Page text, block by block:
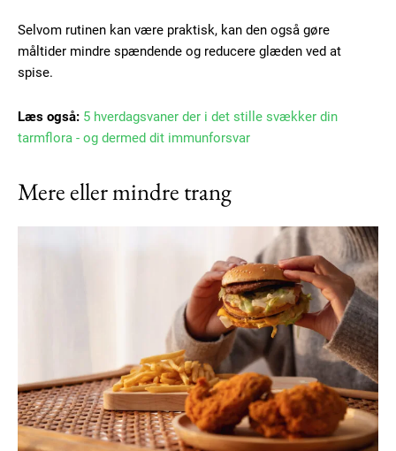
Selvom rutinen kan være praktisk, kan den også gøre
måltider mindre spændende og reducere glæden ved at
spise.
Læs også: 5 hverdagsvaner der i det stille svækker din
tarmflora - og dermed dit immunforsvar
Mere eller mindre trang